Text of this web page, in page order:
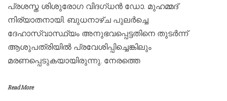
പ്രശസ്ത ശിശുരോഗ വിദഗ്ധൻ ഡോ. മുഹമ്മദ്
നിര്യാതനായി. ബുധനാഴ്ച പുലർച്ചെ
ദേഹാസ്വാസ്ഥ്യം അനുഭവപ്പെട്ടതിനെ തുടർന്ന്
ആശുപത്രിയിൽ പ്രവേശിപ്പിച്ചെങ്കിലും
മരണപ്പെടുകയായിരുന്നു. നേരത്തെ
Read More